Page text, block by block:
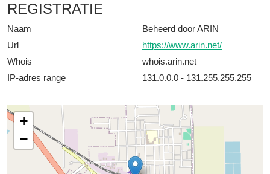
REGISTRATIE
Naam
Beheerd door ARIN
Url
https://www.arin.net/
Whois
whois.arin.net
IP-adres range
131.0.0.0 - 131.255.255.255
+
−